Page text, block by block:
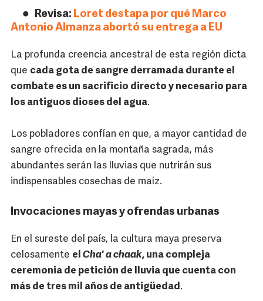
Revisa: Loret destapa por qué Marco
Antonio Almanza abortó su entrega a EU
La profunda creencia ancestral de esta región dicta
que cada gota de sangre derramada durante el
combate es un sacrificio directo y necesario para
los antiguos dioses del agua.
Los pobladores confían en que, a mayor cantidad de
sangre ofrecida en la montaña sagrada, más
abundantes serán las lluvias que nutrirán sus
indispensables cosechas de maíz.
Invocaciones mayas y ofrendas urbanas
En el sureste del país, la cultura maya preserva
celosamente el Cha' a chaak, una compleja
ceremonia de petición de lluvia que cuenta con
más de tres mil años de antigüedad.